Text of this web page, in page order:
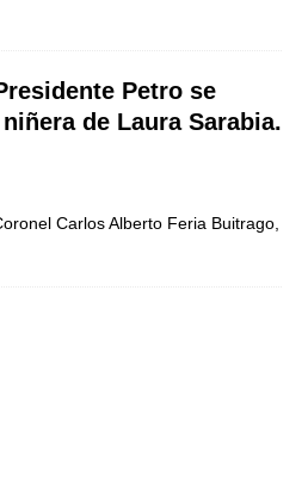
Petro se
de Laura Sarabia.
Carlos Alberto Feria Buitrago,